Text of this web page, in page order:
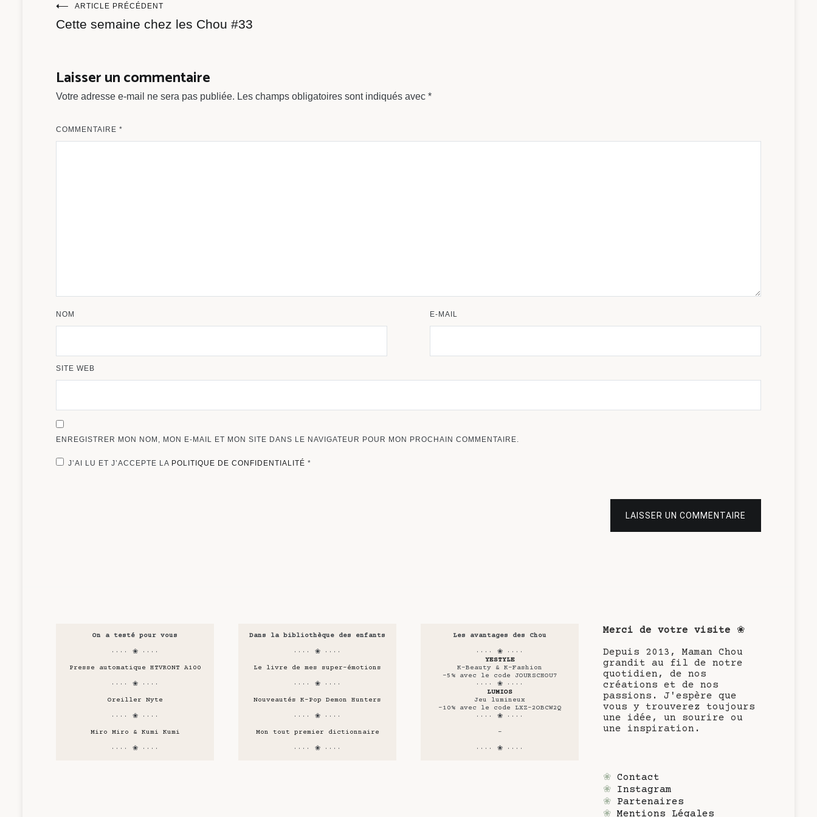
Navigation
l’article
ARTICLE PRÉCÉDENT
Cette semaine chez les Chou #33
Laisser un commentaire
Votre adresse e-mail ne sera pas publiée. Les champs obligatoires sont indiqués avec *
COMMENTAIRE *
NOM E-MAIL
SITE WEB
ENREGISTRER MON NOM, MON E-MAIL ET MON SITE DANS LE NAVIGATEUR POUR MON PROCHAIN COMMENTAIRE.
J’AI LU ET J’ACCEPTE LA POLITIQUE DE CONFIDENTIALITÉ *
LAISSER UN COMMENTAIRE
On a testé pour vous
···· ❀ ····
Presse automatique HTVRONT A100
···· ❀ ····
Oreiller Nyte
···· ❀ ····
Miro Miro & Kumi Kumi
···· ❀ ····
Dans la bibliothèque des enfants
···· ❀ ····
Le livre de mes super-émotions
···· ❀ ····
Nouveautés K-Pop Demon Hunters
···· ❀ ····
Mon tout premier dictionnaire
···· ❀ ····
Les avantages des Chou
···· ❀ ····
YESTYLE
K-Beauty & K-Fashion
-5% avec le code JOURSCHOU7
···· ❀ ····
LUMIOS
Jeu lumineux
-10% avec le code LXZ-2OBCW2Q
···· ❀ ····
-
···· ❀ ····
Merci de votre visite ❀
Depuis 2013, Maman Chou
grandit au fil de notre
quotidien, de nos
créations et de nos
passions. J'espère que
vous y trouverez toujours
une idée, un sourire ou
une inspiration.
❀ Contact
❀ Instagram
❀ Partenaires
❀ Mentions Légales